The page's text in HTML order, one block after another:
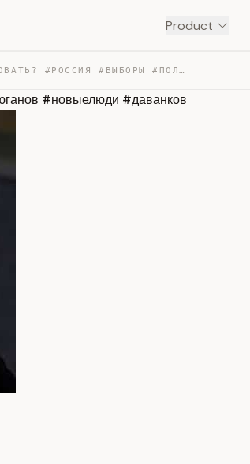
Product
ЗА КОГО ГОЛОСОВАТЬ? #РОССИЯ #ВЫБОРЫ #ПОЛИТИКА #КПРФ #ЗЮ… — TRANSCRIPT
#новыелюди #даванков